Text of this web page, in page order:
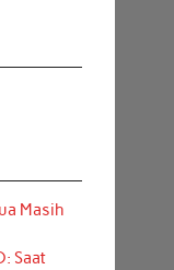
Masih
Saat